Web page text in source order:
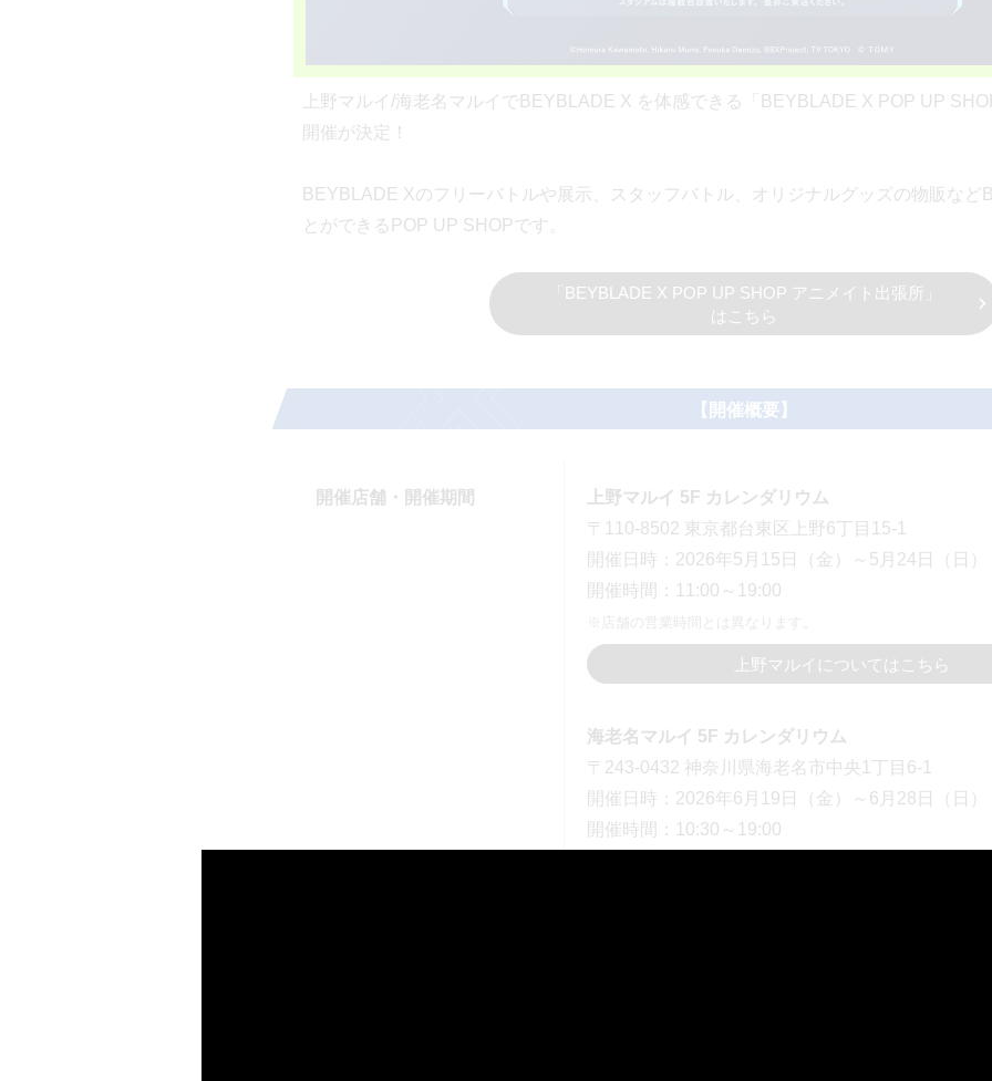
上野マルイ/海老名マルイでBEYBLADE X を体感できる「BEYBLADE X POP UP
開催が決定！
BEYBLADE Xのフリーバトルや展示、スタッフバトル、オリジナルグッズの物販など
とができるPOP UP SHOPです。
「BEYBLADE X POP UP SHOP アニメイト出張所」
はこちら
【開催概要】
開催店舗・開催期間
上野マルイ 5F カレンダリウム
〒110-8502 東京都台東区上野6丁目15-1
開催日時：2026年5月15日（金）～5月24日（日）
開催時間：11:00～19:00
※店舗の営業時間とは異なります。
上野マルイについてはこちら
海老名マルイ 5F カレンダリウム
〒243-0432 神奈川県海老名市中央1丁目6-1
開催日時：2026年6月19日（金）～6月28日（日）
開催時間：10:30～19:00